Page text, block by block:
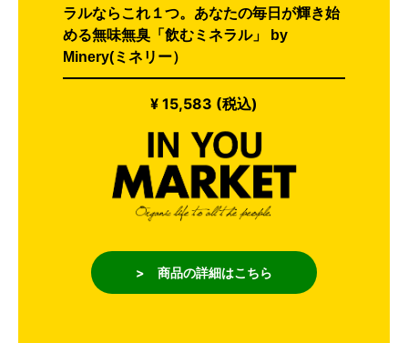
ラルならこれ１つ。あなたの毎日が輝き始
める無味無臭「飲むミネラル」 by
Minery(ミネリー）
¥ 15,583 (税込)
> 商品の詳細はこちら